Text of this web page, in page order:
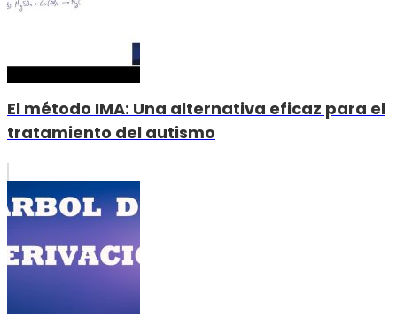
El método IMA: Una alternativa eficaz para el
tratamiento del autismo